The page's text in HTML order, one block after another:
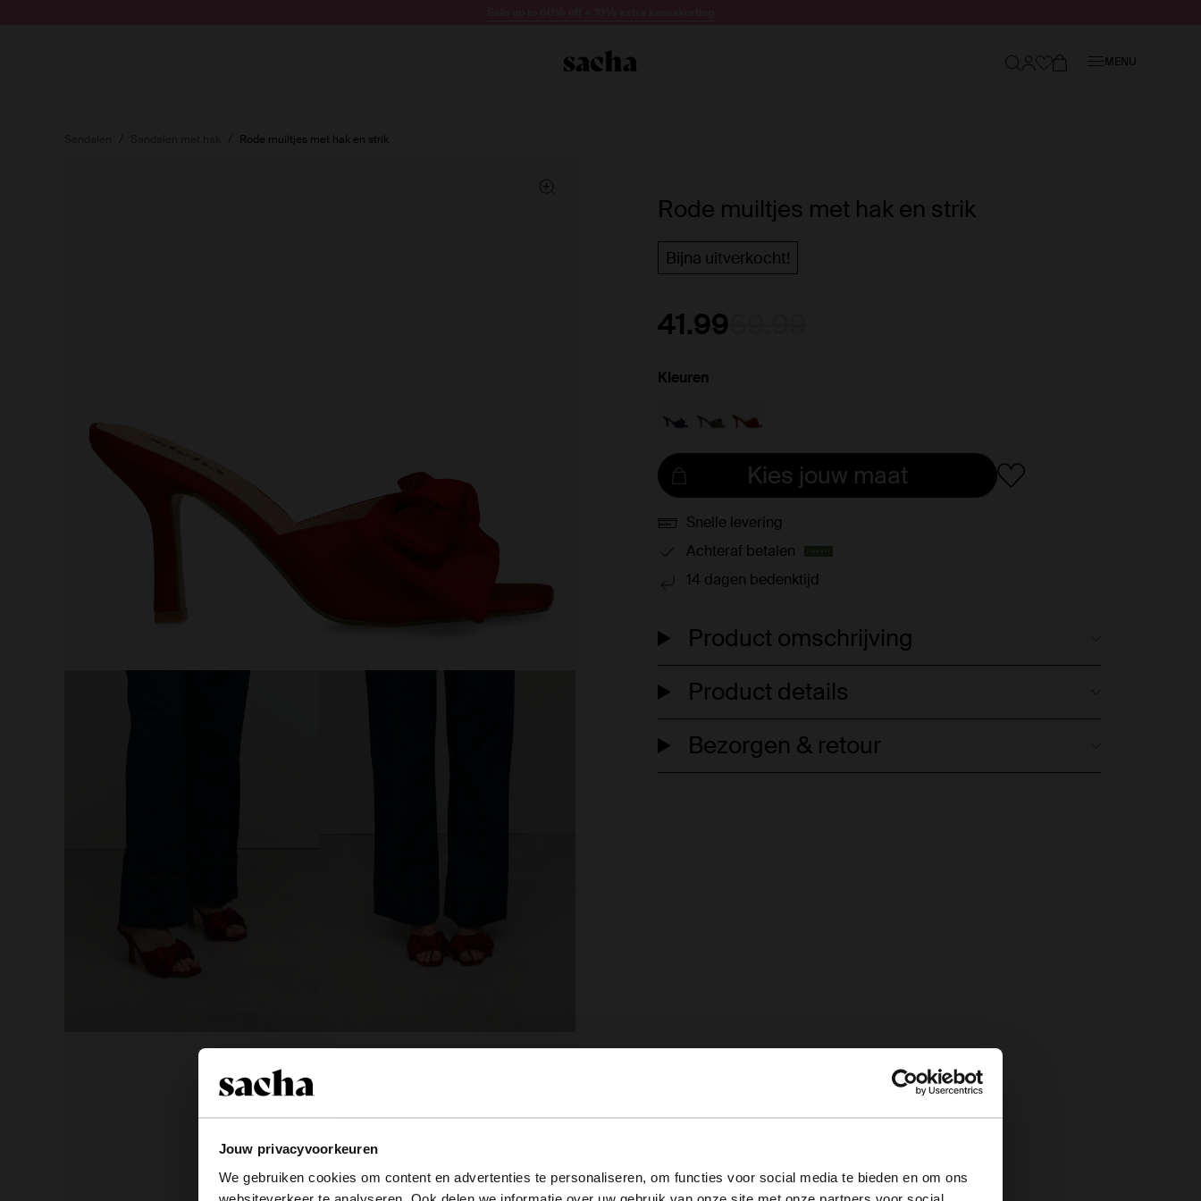
Jouw privacyvoorkeuren
We gebruiken cookies om content en advertenties te personaliseren, om functies voor social media te bieden en om ons
MENU
Rode muiltjes met hak en strik
Rode muiltjes met hak en strik
Bijna uitverkocht!
41.99
Kleuren
Kies jouw maat
Snelle levering
Achteraf betalen
14 dagen bedenktijd
Product omschrijving
Product details
Bezorgen & retour
View this website in English?